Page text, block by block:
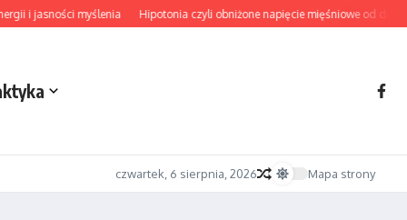
jasności myślenia Hipotonia czyli obniżone napięcie mięśniowe od diagnozy
czwartek, 6 sierpnia, 2026 Mapa strony